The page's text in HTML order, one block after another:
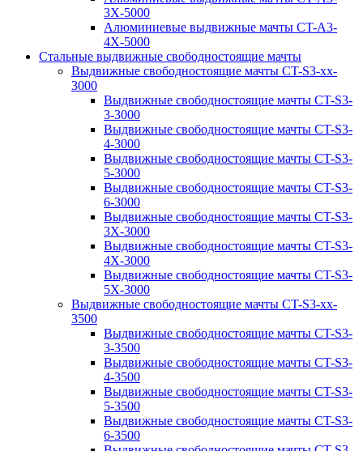
3X-5000
Алюминиевые выдвижные мачты CT-A3-
4X-5000
Стальные выдвижные свободностоящие мачты
Выдвижные свободностоящие мачты CT-S3-xx-
3000
Выдвижные свободностоящие мачты CT-S3-
3-3000
Выдвижные свободностоящие мачты CT-S3-
4-3000
Выдвижные свободностоящие мачты CT-S3-
5-3000
Выдвижные свободностоящие мачты CT-S3-
6-3000
Выдвижные свободностоящие мачты CT-S3-
3X-3000
Выдвижные свободностоящие мачты CT-S3-
4X-3000
Выдвижные свободностоящие мачты CT-S3-
5X-3000
Выдвижные свободностоящие мачты CT-S3-xx-
3500
Выдвижные свободностоящие мачты CT-S3-
3-3500
Выдвижные свободностоящие мачты CT-S3-
4-3500
Выдвижные свободностоящие мачты CT-S3-
5-3500
Выдвижные свободностоящие мачты CT-S3-
6-3500